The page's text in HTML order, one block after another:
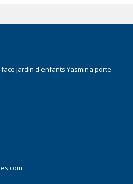
jardin d'enfants Yasmina porte